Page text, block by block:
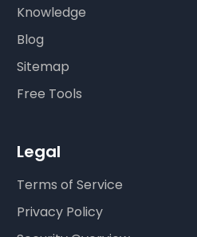
Knowledge
Blog
Sitemap
Free Tools
Legal
Terms of Service
Privacy Policy